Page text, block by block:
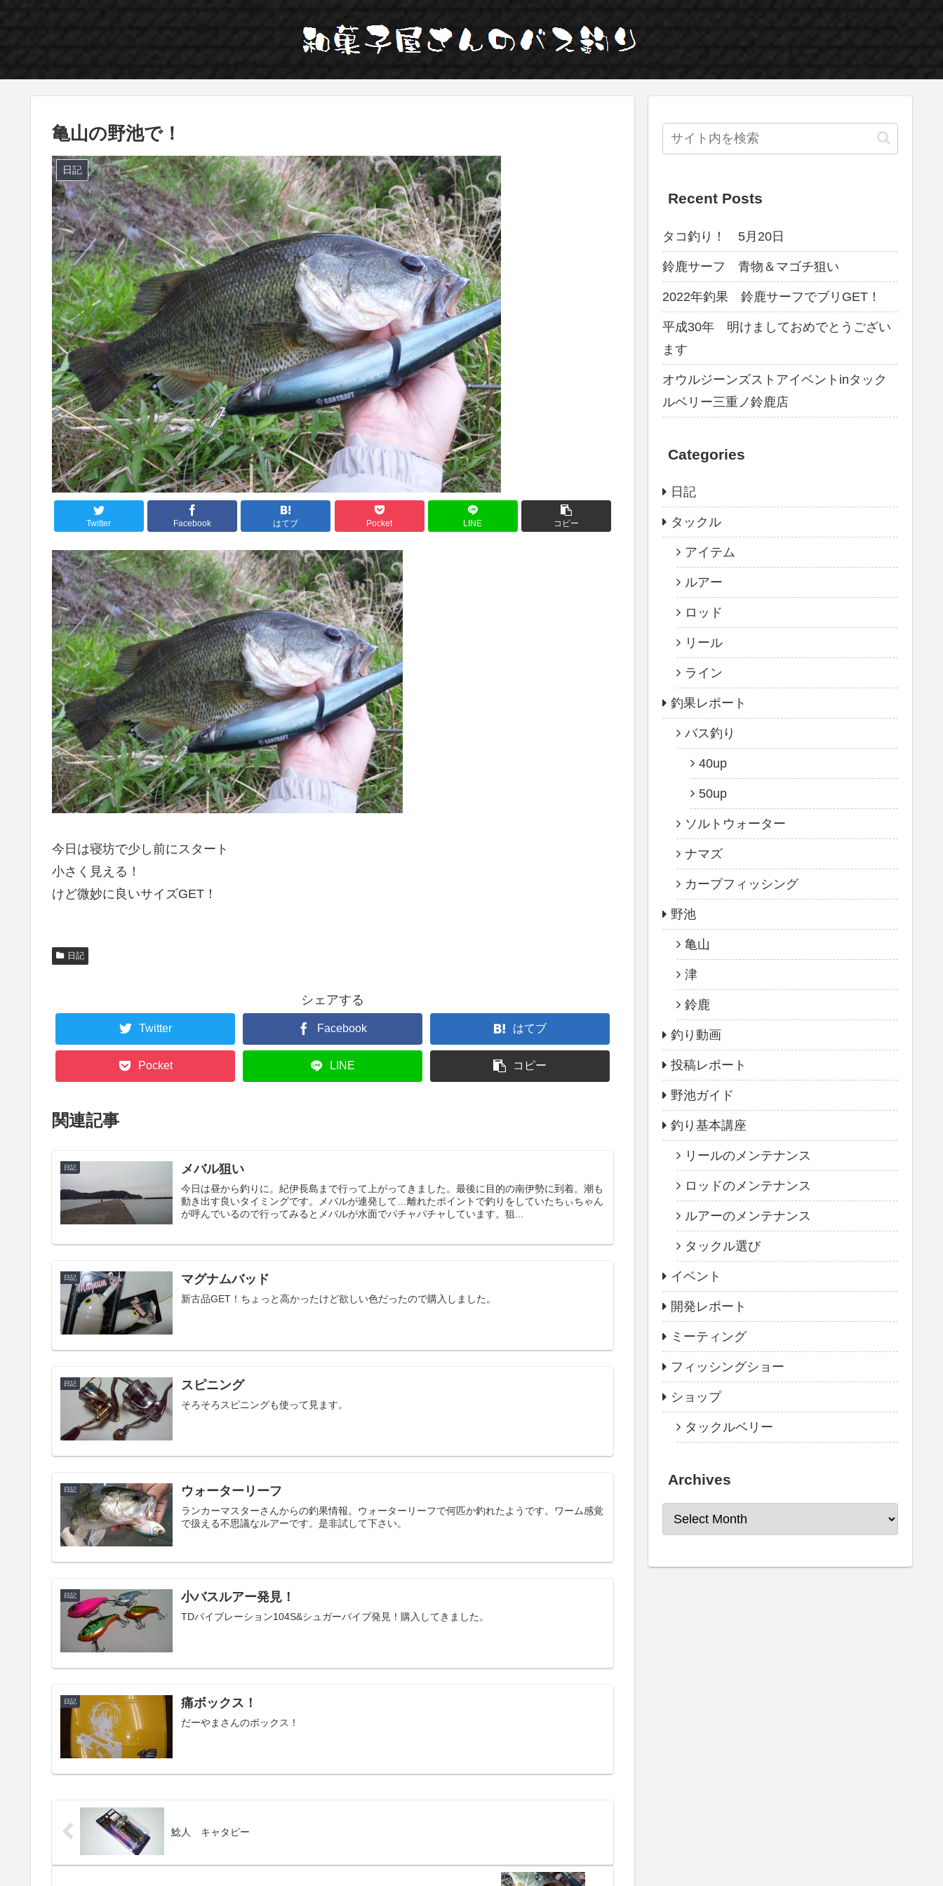
亀山の野池で！
日記
Twitter Facebook はてブ Pocket LINE コピー
今日は寝坊で少し前にスタート
小さく見える！
けど微妙に良いサイズGET！
日記
シェアする
Twitter Facebook はてブ
Pocket LINE コピー
関連記事
日記 メバル狙い
今日は昼から釣りに。紀伊長島まで行って上がってきました。最後に目的の南伊勢に到着。潮も
動き出す良いタイミングです。メバルが連発して…離れたポイントで釣りをしていたちぃちゃん
が呼んでいるので行ってみるとメバルが水面でパチャパチャしています。狙...
日記 マグナムバッド
新古品GET！ちょっと高かったけど欲しい色だったので購入しました。
日記 スピニング
そろそろスピニングも使って見ます。
日記 ウォーターリーフ
ランカーマスターさんからの釣果情報。ウォーターリーフで何匹か釣れたようです。ワーム感覚
で扱える不思議なルアーです。是非試して下さい。
日記 小バスルアー発見！
TDバイブレーション104S&シュガーバイブ発見！購入してきました。
日記 痛ボックス！
だーやまさんのボックス！
鯰人 キャタピー
Recent Posts
タコ釣り！ 5月20日
鈴鹿サーフ 青物＆マゴチ狙い
2022年釣果 鈴鹿サーフでブリGET！
平成30年 明けましておめでとうござい
ます
オウルジーンズストアイベントinタック
ルベリー三重ノ鈴鹿店
Categories
日記
タックル
アイテム
ルアー
ロッド
リール
ライン
釣果レポート
バス釣り
40up
50up
ソルトウォーター
ナマズ
カープフィッシング
野池
亀山
津
鈴鹿
釣り動画
投稿レポート
野池ガイド
釣り基本講座
リールのメンテナンス
ロッドのメンテナンス
ルアーのメンテナンス
タックル選び
イベント
開発レポート
ミーティング
フィッシングショー
ショップ
タックルベリー
Archives